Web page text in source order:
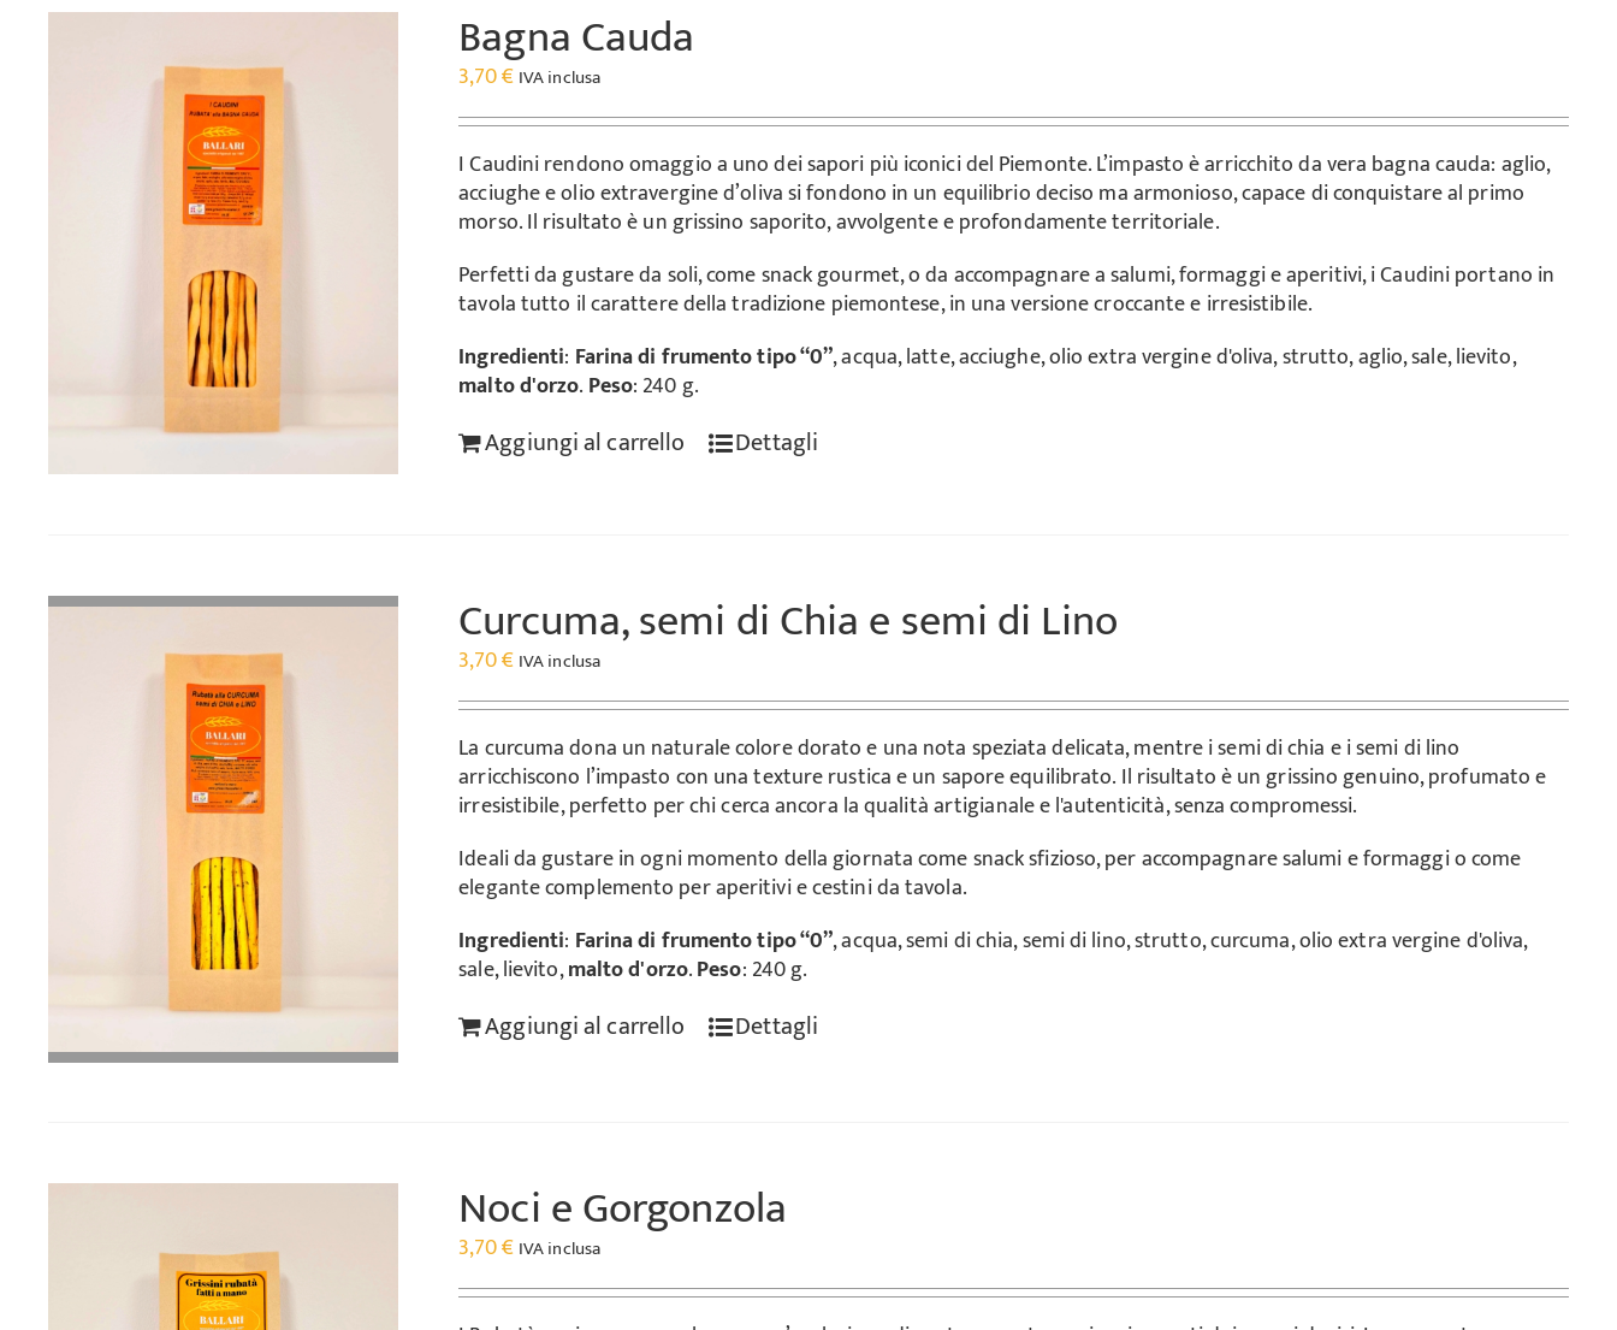
Bagna Cauda
3,70€ IVA inclusa
I Caudini rendono omaggio a uno dei sapori più iconici del Piemonte. L’impasto è arricchito da vera bagna cauda: aglio,
acciughe e olio extravergine d’oliva si fondono in un equilibrio deciso ma armonioso, capace di conquistare al primo
morso. Il risultato è un grissino saporito, avvolgente e profondamente territoriale.
Perfetti da gustare da soli, come snack gourmet, o da accompagnare a salumi, formaggi e aperitivi, i Caudini portano in
tavola tutto il carattere della tradizione piemontese, in una versione croccante e irresistibile.
Ingredienti: Farina di frumento tipo “0”, acqua, latte, acciughe, olio extra vergine d'oliva, strutto, aglio, sale, lievito,
malto d'orzo. Peso: 240 g.
Aggiungi al carrello Dettagli
Curcuma, semi di Chia e semi di Lino
3,70€ IVA inclusa
La curcuma dona un naturale colore dorato e una nota speziata delicata, mentre i semi di chia e i semi di lino
arricchiscono l’impasto con una texture rustica e un sapore equilibrato. Il risultato è un grissino genuino, profumato e
irresistibile, perfetto per chi cerca ancora la qualità artigianale e l'autenticità, senza compromessi.
Ideali da gustare in ogni momento della giornata come snack sfizioso, per accompagnare salumi e formaggi o come
elegante complemento per aperitivi e cestini da tavola.
Ingredienti: Farina di frumento tipo “0”, acqua, semi di chia, semi di lino, strutto, curcuma, olio extra vergine d'oliva,
sale, lievito,malto d'orzo.Peso: 240 g.
Aggiungi al carrello Dettagli
Noci e Gorgonzola
3,70€ IVA inclusa